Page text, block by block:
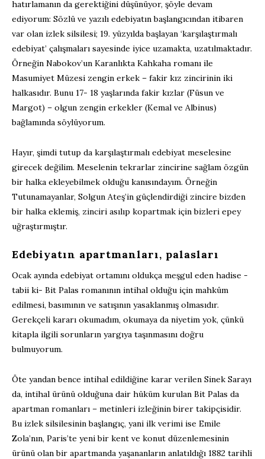
hatırlamanın da gerektiğini düşünüyor, şöyle devam
ediyorum: Sözlü ve yazılı edebiyatın başlangıcından itibaren
var olan izlek silsilesi; 19. yüzyılda başlayan ‘karşılaştırmalı
edebiyat’ çalışmaları sayesinde iyice uzamakta, uzatılmaktadır.
Örneğin Nabokov’un Karanlıkta Kahkaha romanı ile
Masumiyet Müzesi zengin erkek – fakir kız zincirinin iki
halkasıdır. Bunu 17- 18 yaşlarında fakir kızlar (Füsun ve
Margot) – olgun zengin erkekler (Kemal ve Albinus)
bağlamında söylüyorum.
Hayır, şimdi tutup da karşılaştırmalı edebiyat meselesine
girecek değilim. Meselenin tekrarlar zincirine sağlam özgün
bir halka ekleyebilmek olduğu kanısındayım. Örneğin
Tutunamayanlar, Solgun Ateş’in güçlendirdiği zincire bizden
bir halka eklemiş, zinciri asılıp kopartmak için bizleri epey
uğraştırmıştır.
Edebiyatın apartmanları, palasları
Ocak ayında edebiyat ortamını oldukça meşgul eden hadise -
tabii ki- Bit Palas romanının intihal olduğu için mahkûm
edilmesi, basımının ve satışının yasaklanmış olmasıdır.
Gerekçeli kararı okumadım, okumaya da niyetim yok, çünkü
kitapla ilgili sorunların yargıya taşınmasını doğru
bulmuyorum.
Öte yandan bence intihal edildiğine karar verilen Sinek Sarayı
da, intihal ürünü olduğuna dair hüküm kurulan Bit Palas da
apartman romanları – metinleri izleğinin birer takipçisidir.
Bu izlek silsilesinin başlangıç, yani ilk verimi ise Emile
Zola’nın, Paris’te yeni bir kent ve konut düzenlemesinin
ürünü olan bir apartmanda yaşananların anlatıldığı 1882 tarihli